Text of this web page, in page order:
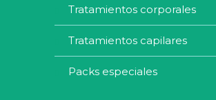
tratamientos corporales
tratamientos capilares
packs especiales